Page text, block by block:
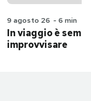
9 agosto 26 - 6 min
In viaggio è
improvvisare